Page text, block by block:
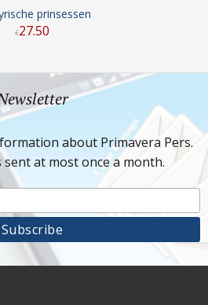
prinsessen
€27.50
about Primavera Pers.
at most once a month.